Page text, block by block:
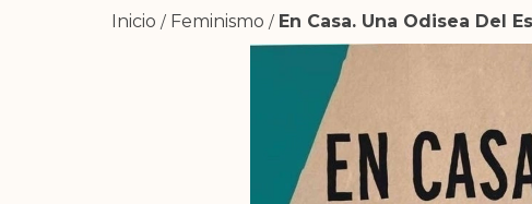
Inicio / Feminismo / En Casa. Una Odisea Del